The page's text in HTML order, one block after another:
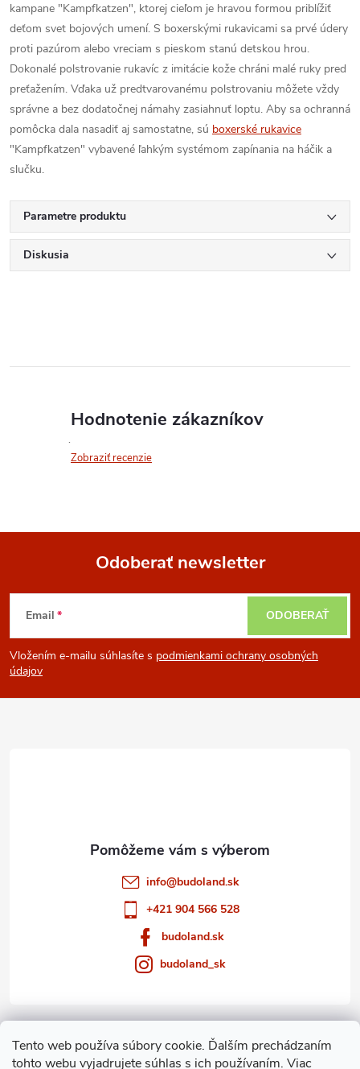
Tento web používa súbory cookie. Ďalším prechádzaním
tohto webu vyjadrujete súhlas s ich používaním. Viac
kampane "Kampfkatzen", ktorej cieľom je hravou formou priblížiť
deťom svet bojových umení. S boxerskými rukavicami sa prvé údery
proti pazúrom alebo vreciam s pieskom stanú detskou hrou.
Dokonalé polstrovanie rukavíc z imitácie kože chráni malé ruky pred
preťažením. Vďaka už predtvarovanému polstrovaniu môžete vždy
správne a bez dodatočnej námahy zasiahnuť loptu. Aby sa ochranná
pomôcka dala nasadiť aj samostatne, sú boxerské rukavice
"Kampfkatzen" vybavené ľahkým systémom zapínania na háčik a
slučku.
Parametre produktu
Diskusia
Hodnotenie zákazníkov
Zobraziť recenzie
Z
á
p
Odoberať newsletter
Email
Vložením e-mailu súhlasíte s podmienkami ochrany osobných
údajov
ODOBERAŤ
info@budoland.sk
+421 904 566 528
budoland.sk
budoland_sk
Informácie pre vás